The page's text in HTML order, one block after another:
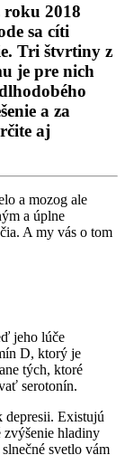
roku 2018
sa cíti
Tri štvrtiny z
je pre nich
a za
aj
a mozog ale
a úplne
A my vás o tom
jeho lúče
D, ktorý je
tých, ktoré
serotonín.
depresii. Existujú
zvýšenie hladiny
svetlo vám